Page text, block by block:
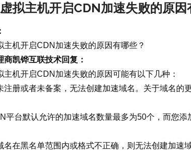
拟主机开启CDN加速失败的原因
主机开启CDN加速失败的原因有哪些？
商凯铧互联技术回复：
主机开启CDN加速失败的原因可能有以下几种：
注册或者未备案，无法创建加速域名。关于域名的
平台默认允许的加速域名数量最多为50个，而您
名在黑名单范围内或格式不正确，则无法创建加速域